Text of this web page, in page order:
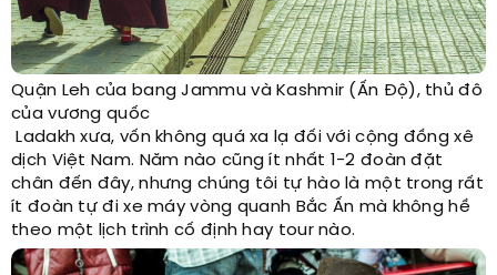
Quận Leh của bang Jammu và Kashmir (Ấn Độ), thủ đô
của vương quốc
Ladakh xưa, vốn không quá xa lạ đối với cộng đồng xê
dịch Việt Nam. Năm nào cũng ít nhất 1-2 đoàn đặt
chân đến đây, nhưng chúng tôi tự hào là một trong rất
ít đoàn tự đi xe máy vòng quanh Bắc Ấn mà không hề
theo một lịch trình cố định hay tour nào.